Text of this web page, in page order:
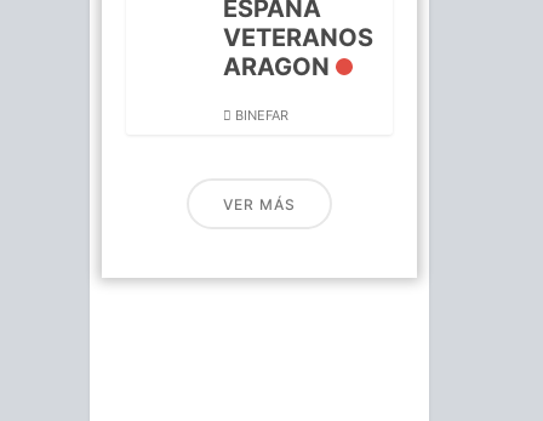
ESPAÑA
VETERANOS
ARAGON
BINEFAR
VER MÁS